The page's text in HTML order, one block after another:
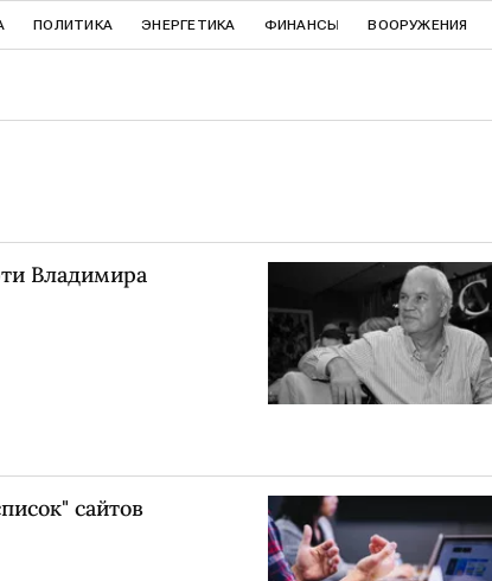
ПОЛИТИКА ЭНЕРГЕТИКА ФИНАНСЫ ВООРУЖЕНИЯ
Владимира
сайтов